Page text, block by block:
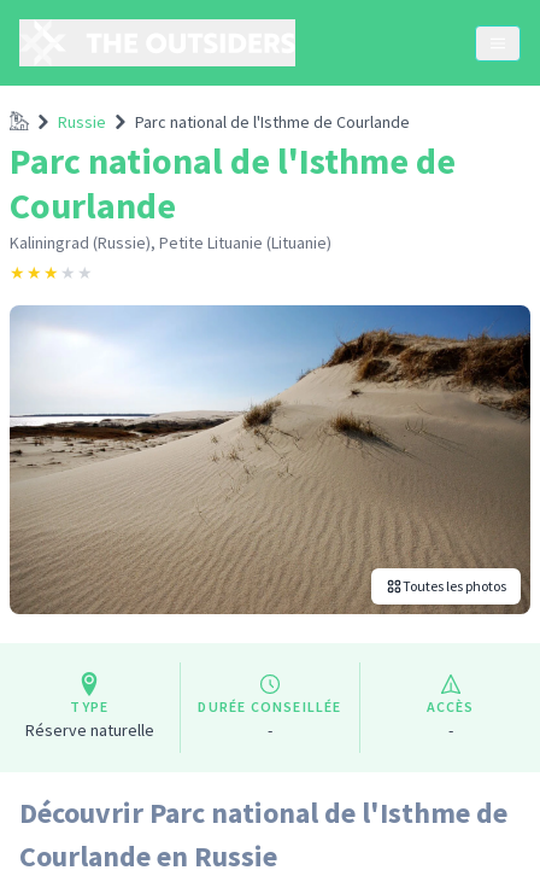
Accueil
Russie Parc national de l'Isthme de Courlande
Parc national de l'Isthme de
Courlande
Kaliningrad (Russie), Petite Lituanie (Lituanie)
★★★ ★ ★
Toutes les photos
TYPE
Réserve naturelle
DURÉE CONSEILLÉE
-
ACCÈS
-
Découvrir Parc national de l'Isthme de
Courlande en Russie